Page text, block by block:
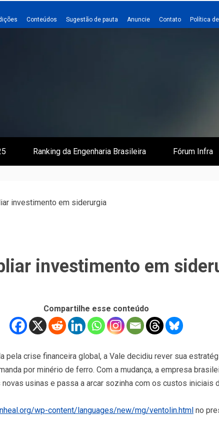
Conteúdos Sugestão de pauta Anuncie Contato Política
| O
Ranking da Engenharia Brasileira Fórum Infra
investimento em siderurgia
investimento em
Compartilhe esse conteúdo
pela crise financeira global, a Vale decidiu rever sua
por minério de ferro. Com a mudança, a empresa
usinas e passa a arcar sozinha com os custos iniciais
wp-content/languages/new/mg/ventolin.html no